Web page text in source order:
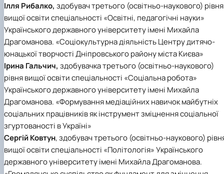
Ілля Рибалко, здобувач третього (освітньо-наукового) рівня
вищої освіти спеціальності «Освітні, педагогічні науки»
Українського державного університету імені Михайла
Драгоманова. «Соціокультурна діяльність Центру дитячо-
юнацької творчості Дніпровського району міста Києва»
Ірина Гальчич, здобувачка третього (освітньо-наукового)
рівня вищої освіти спеціальності «Соціальна робота»
Українського державного університету імені Михайла
Драгоманова. «Формування медіаційних навичок майбутніх
соціальних працівників як інструмент зміцнення соціальної
згуртованості в Україні»
Сергій Ковтун, здобувач третього (освітньо-наукового)
вищої освіти спеціальності «Політологія» Українського
державного університету імені Михайла Драгоманова.